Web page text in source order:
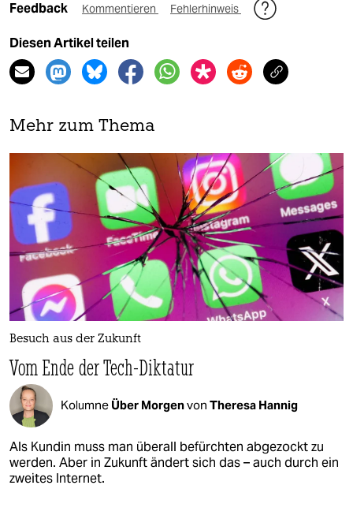
Feedback Kommentieren Fehlerhinweis
Diesen Artikel teilen
Mehr zum Thema
Besuch aus der Zukunft
Vom Ende der Tech-Diktatur
Kolumne Über Morgenvon Theresa Hannig
Als Kundin muss man überall befürchten abgezockt zu
werden. Aber in Zukunft ändert sich das – auch durch ein
zweites Internet.